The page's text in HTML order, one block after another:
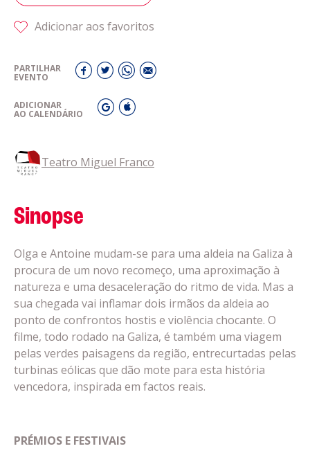
Adicionar aos favoritos
PARTILHAR
EVENTO
ADICIONAR
AO CALENDÁRIO
Teatro Miguel Franco
Sinopse
Olga e Antoine mudam-se para uma aldeia na Galiza à
procura de um novo recomeço, uma aproximação à
natureza e uma desaceleração do ritmo de vida. Mas a
sua chegada vai inflamar dois irmãos da aldeia ao
ponto de confrontos hostis e violência chocante. O
filme, todo rodado na Galiza, é também uma viagem
pelas verdes paisagens da região, entrecurtadas pelas
turbinas eólicas que dão mote para esta história
vencedora, inspirada em factos reais.
PRÉMIOS E FESTIVAIS